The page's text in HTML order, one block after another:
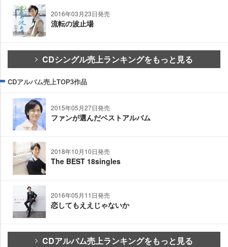
2016年03月23日発売
流転の波止場
CDシングル売上ランキングをもっと見る
CDアルバム売上TOP3作品
2015年05月27日発売
ファンが選んだベストアルバム
2018年10月10日発売
The BEST 18singles
2016年05月11日発売
恋してもええじゃないか
CDアルバム売上ランキングをもっと見る